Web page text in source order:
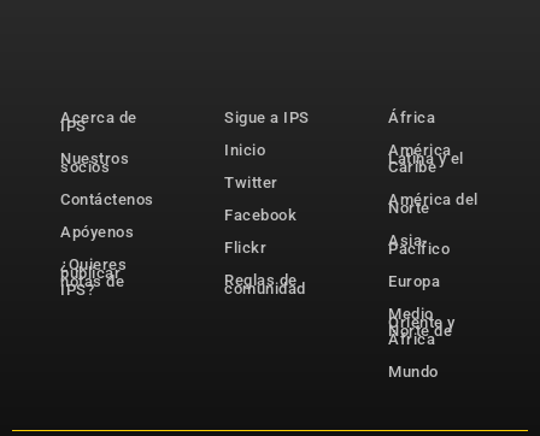
Acerca de
IPS
Nuestros
socios
Contáctenos
Apóyenos
¿Quieres
publicar
notas de
IPS?
Sigue a IPS
Inicio
Twitter
Facebook
Flickr
Reglas de
comunidad
África
América
Latina y el
Caribe
América del
Norte
Asia-
Pacífico
Europa
Medio
Oriente y
Norte de
África
Mundo